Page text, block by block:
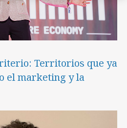
Territorios que ya
el marketing y la